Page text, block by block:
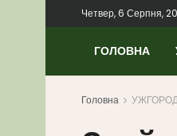
Четвер, 6 Серпня,
ГОЛОВНА
Головна